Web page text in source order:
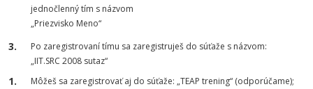
jednočlenný tím s názvom
„Priezvisko Meno“
Po zaregistrovaní tímu sa zaregistruješ do súťaže s názvom:
„IIT.SRC 2008 sutaz“
Môžeš sa zaregistrovať aj do súťaže: „TEAP trening“ (odporúčame);